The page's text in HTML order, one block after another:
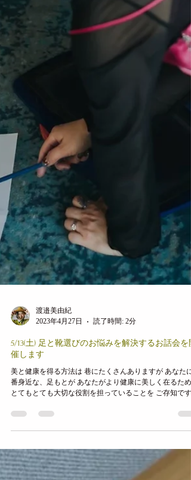
2023年4月27日
読了時間: 2分
5/13(土) 足と靴選びのお悩みを解決するお話会を
催します
美と健康を得る方法は 巷にたくさんありますが あなたに
とてもとても大切な役割を担っていることを ご存知です